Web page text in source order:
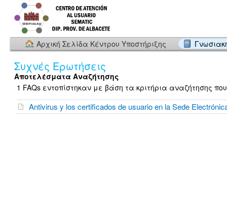
Αρχική Σελίδα Κέντρου Υποστήριξης
Συχνές Ερωτήσεις
Αποτελέσματα Αναζήτησης
1 FAQs εντοπίστηκαν με βάση τα κριτήρια αναζήτησης
Antivirus y los certificados de usuario en la Sede